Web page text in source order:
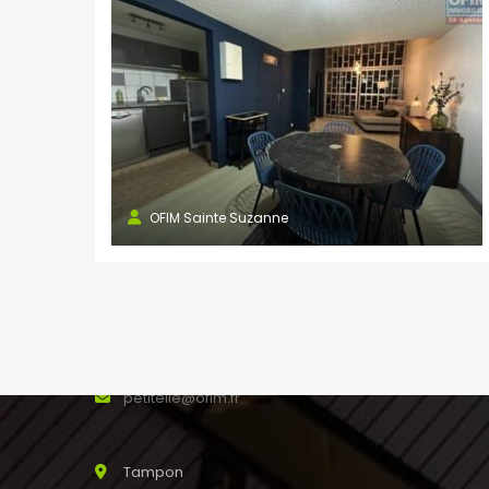
OFIM Sainte Suzanne
Saint Joseph
24 rue Maury 97480
SAINT JOSEPH Réunion
0262 31 44 00
0262 56 13 88
stjoseph@ofim.fr
petiteile@ofim.fr
Tampon